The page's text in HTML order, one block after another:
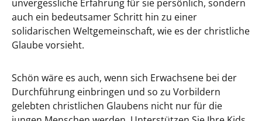
unvergessliche Erfahrung für sie persönlich, sondern
auch ein bedeutsamer Schritt hin zu einer
solidarischen Weltgemeinschaft, wie es der christliche
Glaube vorsieht.
Schön wäre es auch, wenn sich Erwachsene bei der
Durchführung einbringen und so zu Vorbildern
gelebten christlichen Glaubens nicht nur für die